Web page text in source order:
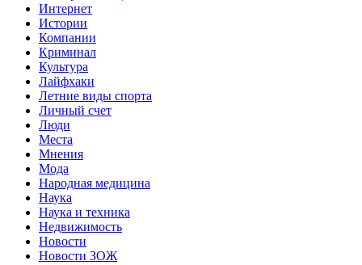
Интернет
Истории
Компании
Криминал
Культура
Лайфхаки
Летние виды спорта
Личный счет
Люди
Места
Мнения
Мода
Народная медицина
Наука
Наука и техника
Недвижимость
Новости
Новости ЗОЖ